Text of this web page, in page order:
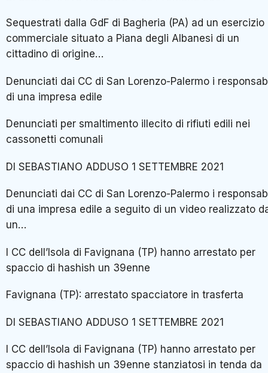
Sequestrati dalla GdF di Bagheria (PA) ad un esercizio
commerciale situato a Piana degli Albanesi di un
cittadino di origine…
Denunciati dai CC di San Lorenzo-Palermo i
di una impresa edile
Denunciati per smaltimento illecito di rifiuti edili nei
cassonetti comunali
DI SEBASTIANO ADDUSO 1 SETTEMBRE 2021
Denunciati dai CC di San Lorenzo-Palermo i
di una impresa edile a seguito di un video realizzato
un…
I CC dell’Isola di Favignana (TP) hanno arrestato per
spaccio di hashish un 39enne
Favignana (TP): arrestato spacciatore in trasferta
DI SEBASTIANO ADDUSO 1 SETTEMBRE 2021
I CC dell’Isola di Favignana (TP) hanno arrestato per
spaccio di hashish un 39enne stanziatosi in tenda da